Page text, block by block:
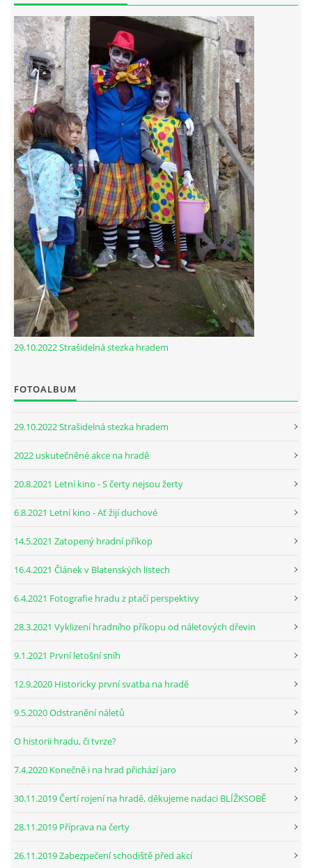
29.10.2022 Strašidelná stezka hradem
FOTOALBUM
29.10.2022 Strašidelná stezka hradem
2022 uskutečněné akce na hradě
20.8.2021 Letní kino - S čerty nejsou žerty
6.8.2021 Letní kino - Ať žijí duchové
14.5.2021 Zatopený hradní příkop
16.4.2021 Článek v Blatenských listech
6.4.2021 Fotografie hradu z ptačí perspektivy
28.3.2021 Vyklizení hradního příkopu od náletových dřevin
9.1.2021 První letošní sníh
12.9.2020 Historicky první svatba na hradě
9.5.2020 Odstranění náletů
O historii hradu, či tvrze?
7.4.2020 Konečně i na hrad přichází jaro
30.11.2019 Čertí rojení na hradě, děkujeme nadaci BLÍŽKSOBĚ
28.11.2019 Příprava na čerty
26.11.2019 Zabezpečení schodiště před akcí